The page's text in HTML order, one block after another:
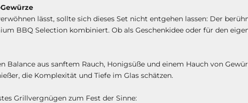
lässt, sollte sich dieses Set nicht entgehen lassen: Der
BBQ Selection kombiniert. Ob als Geschenkidee oder für den
Balance aus sanftem Rauch, Honigsüße und einem Hauch von
die Komplexität und Tiefe im Glas schätzen.
Grillvergnügen zum Fest der Sinne: